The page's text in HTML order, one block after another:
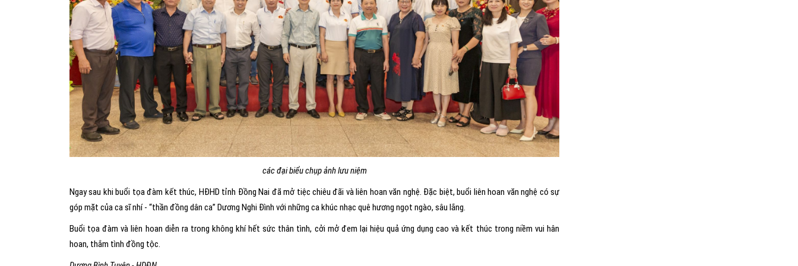
các đại biểu chụp ảnh lưu niệm
Ngay sau khi buổi tọa đàm kết thúc, HĐHD tỉnh Đồng Nai đã mở tiệc chiêu đãi và liên hoan văn nghệ. Đặc biệt, buổi liên hoan văn nghệ có sự
góp mặt của ca sĩ nhí - “thần đồng dân ca” Dương Nghi Đình với những ca khúc nhạc quê hương ngọt ngào, sâu lắng.
Buổi tọa đàm và liên hoan diễn ra trong không khí hết sức thân tình, cởi mở đem lại hiệu quả ứng dụng cao và kết thúc trong niềm vui hân
hoan, thắm tình đồng tộc.